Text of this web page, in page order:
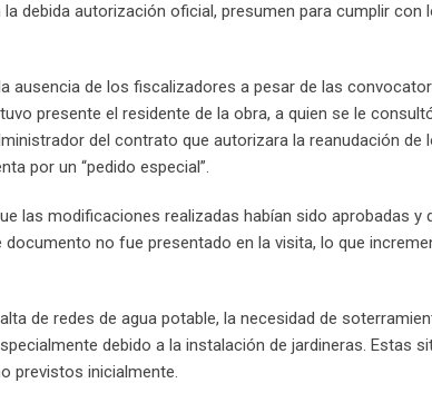
debida autorización oficial, presumen para cumplir con
ausencia de los fiscalizadores a pesar de las
presente el residente de la obra, a quien se le
del contrato que autorizara la reanudación de
por un “pedido especial”.
las modificaciones realizadas habían sido aprobadas y
no fue presentado en la visita, lo que
de redes de agua potable, la necesidad de
debido a la instalación de jardineras. Estas
previstos inicialmente.